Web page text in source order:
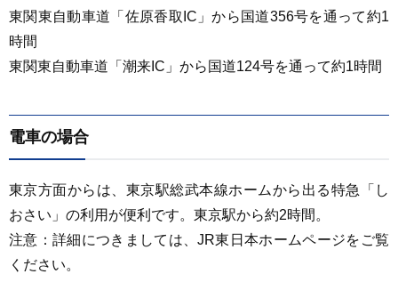
東関東自動車道「佐原香取IC」から国道356号を通って約1
時間
東関東自動車道「潮来IC」から国道124号を通って約1時間
電車の場合
東京方面からは、東京駅総武本線ホームから出る特急「し
おさい」の利用が便利です。東京駅から約2時間。
注意：詳細につきましては、JR東日本ホームページをご覧
ください。